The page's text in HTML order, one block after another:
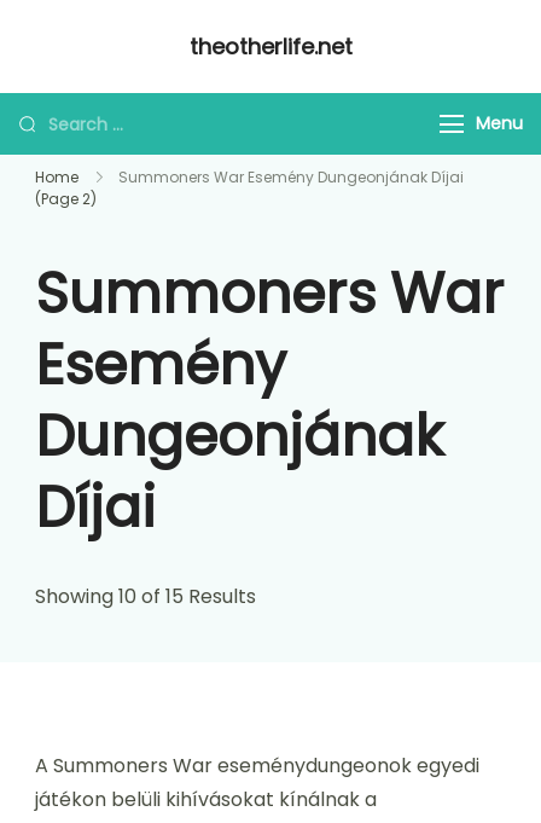
theotherlife.net
Looking
for
Something?
Menu
Home
Summoners War Esemény Dungeonjának Díjai
(Page 2)
Summoners War
Esemény
Dungeonjának
Díjai
Showing 10 of 15 Results
A Summoners War eseménydungeonok egyedi
játékon belüli kihívásokat kínálnak a